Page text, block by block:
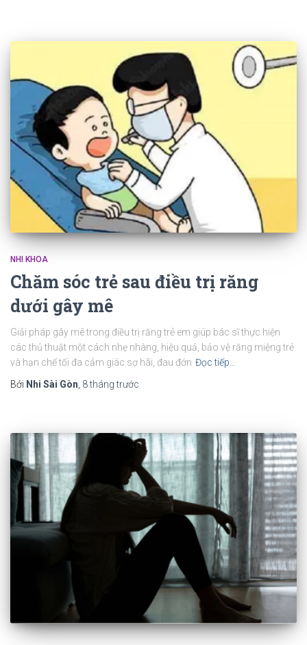
NHI KHOA
Chăm sóc trẻ sau điều trị răng
dưới gây mê
Giải pháp gây mê trong điều trị răng trẻ em giúp bác sĩ thực hiện
các thủ thuật một cách nhẹ nhàng, hiệu quả, bảo vệ răng miệng trẻ
và hạn chế tối đa cảm giác sợ hãi, đau đớn Đọc tiếp…
Bởi Nhi Sài Gòn 8 thángtrước